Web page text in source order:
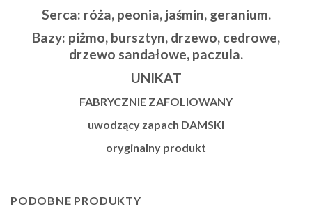
Serca: róża, peonia, jaśmin, geranium.
Bazy: piżmo, bursztyn, drzewo, cedrowe,
drzewo sandałowe, paczula.
UNIKAT
FABRYCZNIE ZAFOLIOWANY
uwodzący zapach DAMSKI
oryginalny produkt
PODOBNE PRODUKTY